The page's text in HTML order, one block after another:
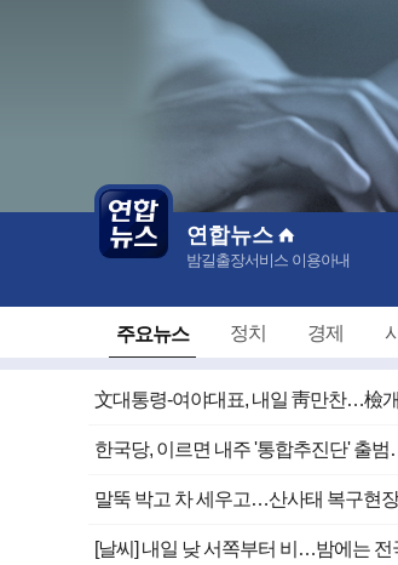
연합뉴스
밤길출장서비스 이용아내
주요뉴스 정치 경제
文대통령-여야대표, 내일 靑만찬…檢
한국당, 이르면 내주 '통합추진단' 출
말뚝 박고 차 세우고…산사태 복구현
[날씨] 내일 낮 서쪽부터 비…밤에는 전